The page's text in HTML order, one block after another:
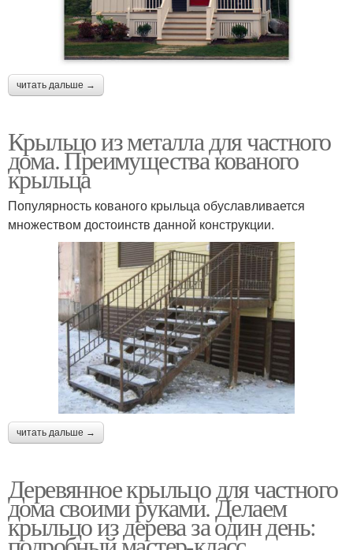
читать дальше →
Крыльцо из металла для частного
дома. Преимущества кованого
крыльца
Популярность кованого крыльца обуславливается
множеством достоинств данной конструкции.
читать дальше →
Деревянное крыльцо для частного
дома своими руками. Делаем
крыльцо из дерева за один день: